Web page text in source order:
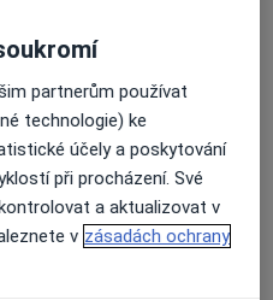
se otevře v nové záložce
není aktivní
návštěvy)
pacienty na pojišťovnu
partnerům používat
technologie) ke
účely a poskytování
při procházení. Své
a aktualizovat v
v zásadách ochrany